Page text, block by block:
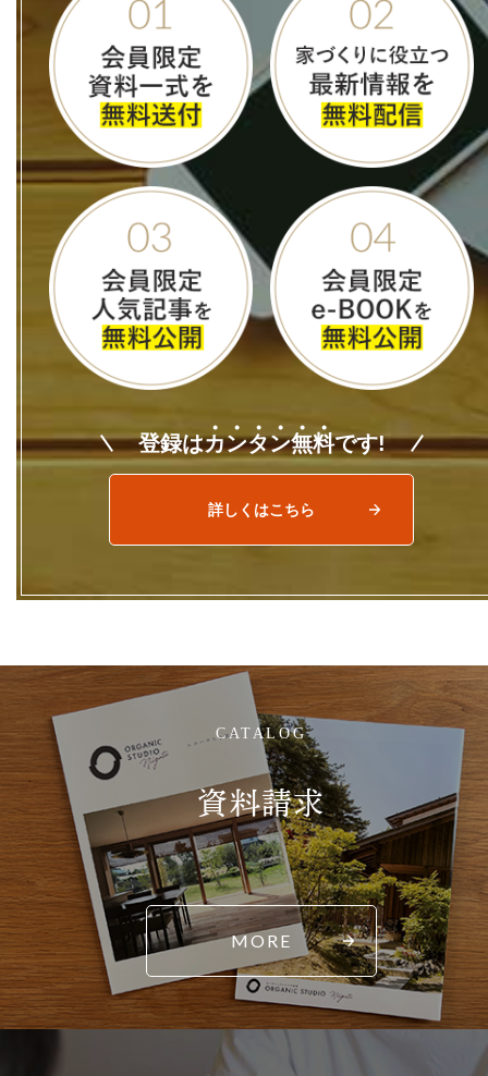
登録はカンタン無料です!
詳しくはこちら
CATALOG
資料請求
MORE